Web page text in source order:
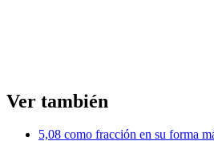
Ver también
5,08 como fracción en su forma